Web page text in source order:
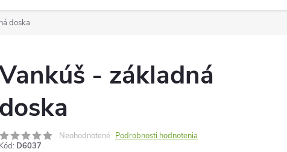
doska
- základná
doska
Neohodnotené Podrobnosti hodnotenia
Kód: D6037